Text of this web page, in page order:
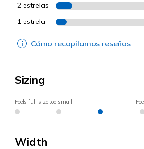
2 estrelas
1 estrela
Cómo recopilamos reseñas
Sizing
Feels full size too small
Width